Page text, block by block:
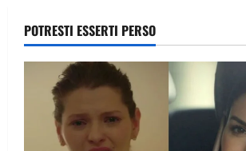
POTRESTI ESSERTI PERSO